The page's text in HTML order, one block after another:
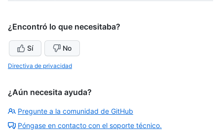
¿Encontró lo que necesitaba?
Sí No
Directiva de privacidad
¿Aún necesita ayuda?
Pregunte a la comunidad de GitHub
Póngase en contacto con el soporte técnico.